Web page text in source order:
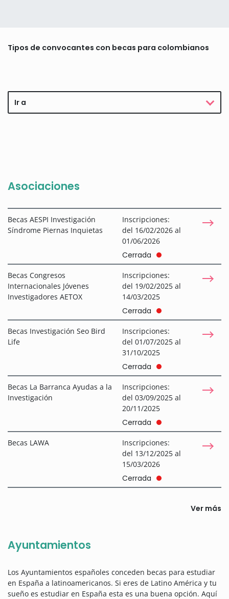
Tipos de convocantes con becas para colombianos
Ir a
Asociaciones
Becas AESPI Investigación
Síndrome Piernas Inquietas
Inscripciones:
del 16/02/2026 al
01/06/2026
Cerrada
Becas Congresos
Internacionales Jóvenes
Investigadores AETOX
Inscripciones:
del 19/02/2025 al
14/03/2025
Cerrada
Becas Investigación Seo Bird
Life
Inscripciones:
del 01/07/2025 al
31/10/2025
Cerrada
Becas La Barranca Ayudas a la
Investigación
Inscripciones:
del 03/09/2025 al
20/11/2025
Cerrada
Becas LAWA
Inscripciones:
del 13/12/2025 al
15/03/2026
Cerrada
Ver más
Ayuntamientos
Los Ayuntamientos españoles conceden becas para estudiar
en España a latinoamericanos. Si eres de Latino América y tu
sueño es estudiar en España esta es una buena opción. Aquí